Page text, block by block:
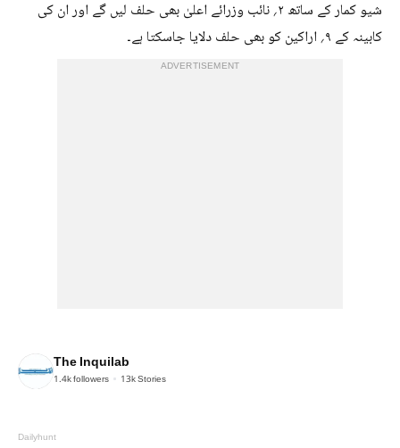
شیو کمار کے ساتھ ۲؍ نائب وزرائے اعلیٰ بھی حلف لیں گے اور ان کی
کابینہ کے ۹؍ اراکین کو بھی حلف دلایا جاسکتا ہے۔
ADVERTISEMENT
The Inquilab
1.4kfollowers 13kStories
Dailyhunt